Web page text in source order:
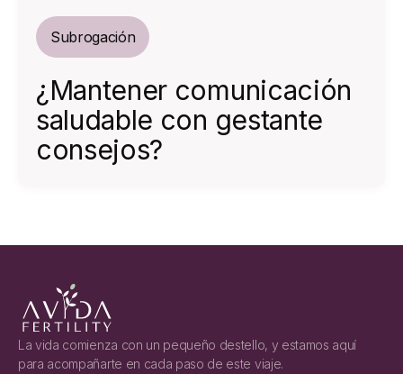
Subrogación
¿Mantener comunicación
saludable con gestante
consejos?
La vida comienza con un pequeño destello, y estamos aquí
para acompañarte en cada paso de este viaje.